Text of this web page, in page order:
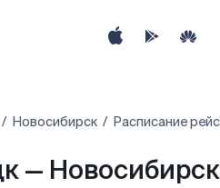
Новосибирск Расписание
— Новосибирск